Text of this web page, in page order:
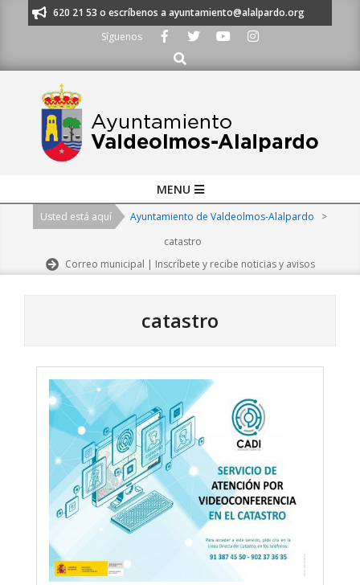
al 91 620 21 53 o escríbenos a ayuntamiento@alalpardo.org
Síguenos
Buscar
Navigation
MENU
Usted está aquí Ayuntamiento de Valdeolmos-Alalpardo
>
catastro
Correo municipal | Inscríbete y recibe noticias y avisos
catastro